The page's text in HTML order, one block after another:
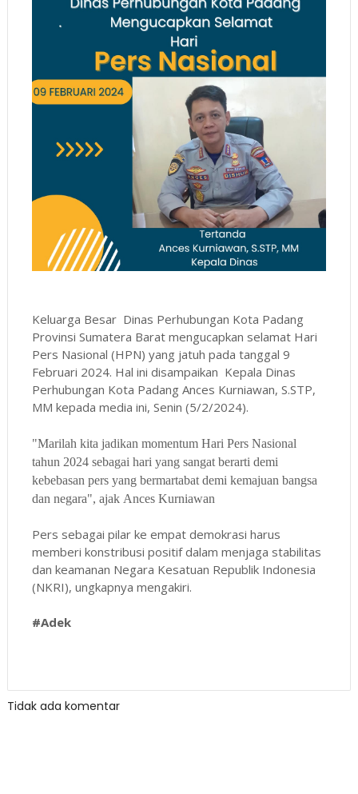
Keluarga Besar Dinas Perhubungan Kota Padang
Provinsi Sumatera Barat mengucapkan selamat Hari
Pers Nasional (HPN) yang jatuh pada tanggal 9
Februari 2024. Hal ini disampaikan Kepala Dinas
Perhubungan Kota Padang Ances Kurniawan, S.STP,
MM kepada media ini, Senin (5/2/2024).
"Marilah kita jadikan momentum Hari Pers Nasional
tahun 2024 sebagai hari yang sangat berarti demi
kebebasan pers yang bermartabat demi kemajuan bangsa
dan negara", ajak Ances Kurniawan
Pers sebagai pilar ke empat demokrasi harus
memberi konstribusi positif dalam menjaga stabilitas
dan keamanan Negara Kesatuan Republik Indonesia
(NKRI), ungkapnya mengakiri.
#Adek
Tidak ada komentar